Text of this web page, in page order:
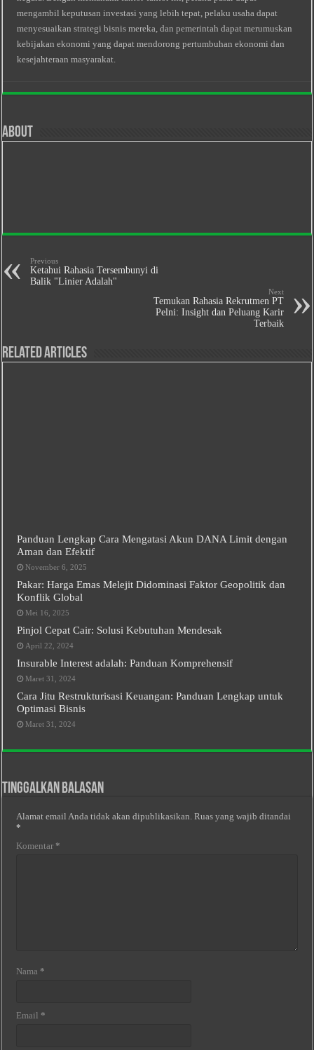
mengambil keputusan investasi yang lebih tepat, pelaku usaha dapat
menyesuaikan strategi bisnis mereka, dan pemerintah dapat merumuskan
kebijakan ekonomi yang dapat mendorong pertumbuhan ekonomi dan
kesejahteraan masyarakat.
About
Previous
Ketahui Rahasia Tersembunyi di
Balik "Linier Adalah"
Next
Temukan Rahasia Rekrutmen PT
Pelni: Insight dan Peluang Karir
Terbaik
Related Articles
Panduan Lengkap Cara Mengatasi Akun DANA Limit dengan
Aman dan Efektif
November 6, 2025
Pakar: Harga Emas Melejit Didominasi Faktor Geopolitik dan
Konflik Global
Mei 16, 2025
Pinjol Cepat Cair: Solusi Kebutuhan Mendesak
April 22, 2024
Insurable Interest adalah: Panduan Komprehensif
Maret 31, 2024
Cara Jitu Restrukturisasi Keuangan: Panduan Lengkap untuk
Optimasi Bisnis
Maret 31, 2024
Tinggalkan Balasan
Alamat email Anda tidak akan dipublikasikan. Ruas yang wajib ditandai
*
Komentar *
Nama *
Email *